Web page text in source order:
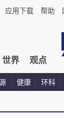
应用下载 帮助
世界 观点
健康 环科